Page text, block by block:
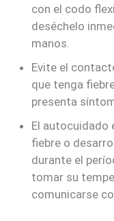
con el codo
deséchelo
manos.
Evite el
que tenga
presenta
El autocuidado
fiebre o
durante el
tomar su
comunicarse